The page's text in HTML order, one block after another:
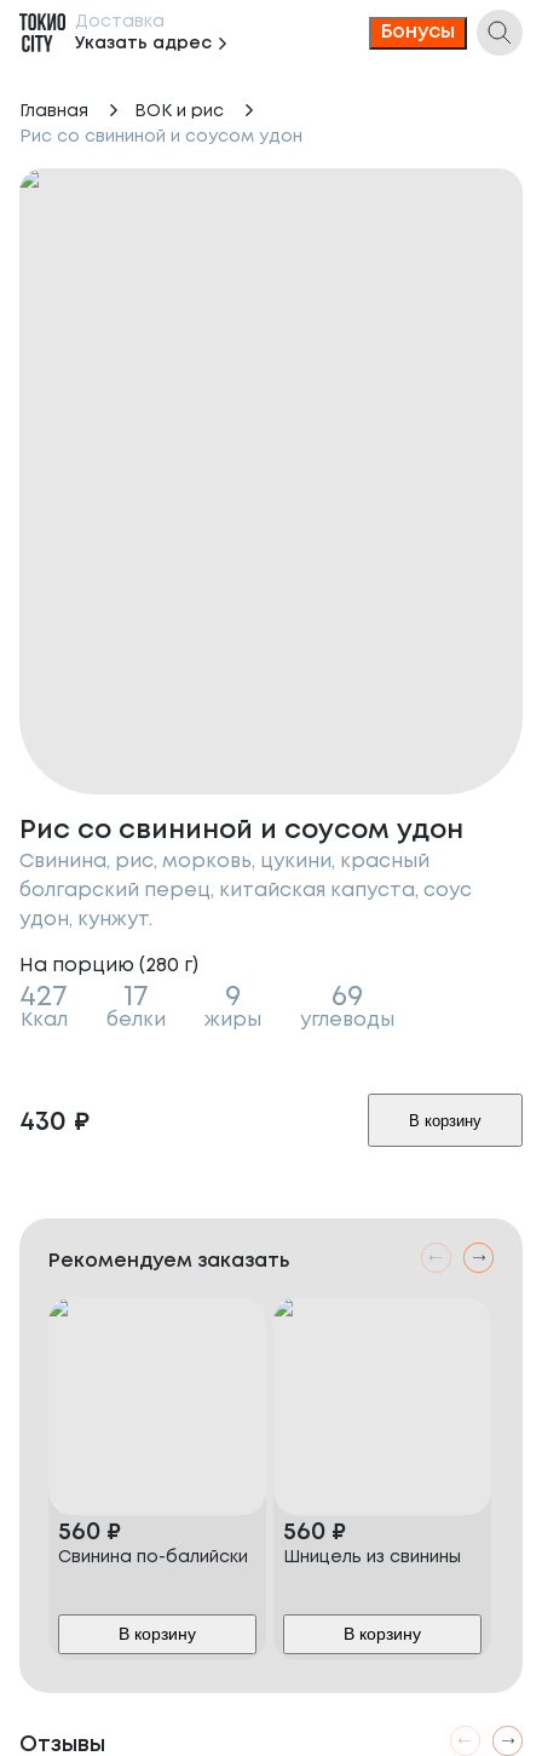
Доставка
Указать адрес
Бонусы
Главная
ВОК и рис
Рис со свининой и соусом удон
Рис со свининой и соусом удон
Свинина, рис, морковь, цукини, красный
болгарский перец, китайская капуста, соус
удон, кунжут.
На порцию (280 г)
427
Ккал
17
белки
9
жиры
69
углеводы
430 ₽ В корзину
Рекомендуем заказать
560 ₽
Свинина по-балийски
В корзину
560 ₽
Шницель из свинины
В корзину
Отзывы